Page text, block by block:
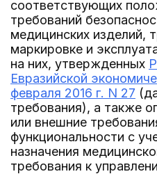
соответствующих
требований
медицинских изделий,
маркировке и
на них, утвержденных
Евразийской
февраля 2016 г. N 27
требования), а также
или внешние
функциональности с
назначения
требования к